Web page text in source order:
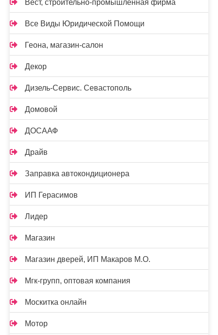
Вест, строительно-промышленная фирма
Все Виды Юридической Помощи
Геона, магазин-салон
Декор
Дизель-Сервис. Севастополь
Домовой
ДОСААФ
Драйв
Заправка автокондиционера
ИП Герасимов
Лидер
Магазин
Магазин дверей, ИП Макаров М.О.
Мгк-групп, оптовая компания
Москитка онлайн
Мотор